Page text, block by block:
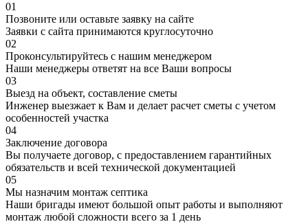
01
Позвоните или оставьте заявку на сайте
Заявки с сайта принимаются круглосуточно
02
Проконсультируйтесь с нашим менеджером
Наши менеджеры ответят на все Ваши вопросы
03
Выезд на объект, составление сметы
Инженер выезжает к Вам и делает расчет сметы с учетом
особенностей участка
04
Заключение договора
Вы получаете договор, с предоставлением гарантийных
обязательств и всей технической документацией
05
Мы назначим монтаж септика
Наши бригады имеют большой опыт работы и выполняют
монтаж любой сложности всего за 1 день